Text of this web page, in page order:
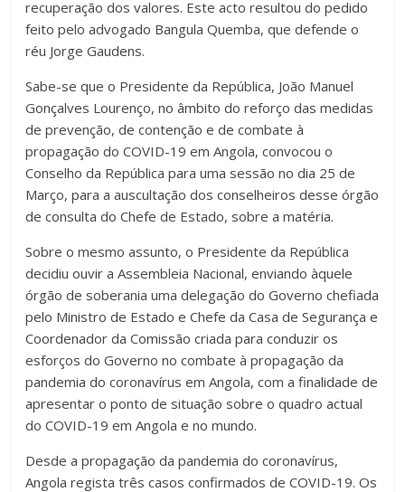
recuperação dos valores. Este acto resultou do pedido
feito pelo advogado Bangula Quemba, que defende o
réu Jorge Gaudens.
Sabe-se que o Presidente da República, João Manuel
Gonçalves Lourenço, no âmbito do reforço das medidas
de prevenção, de contenção e de combate à
propagação do COVID-19 em Angola, convocou o
Conselho da República para uma sessão no dia 25 de
Março, para a auscultação dos conselheiros desse órgão
de consulta do Chefe de Estado, sobre a matéria.
Sobre o mesmo assunto, o Presidente da República
decidiu ouvir a Assembleia Nacional, enviando àquele
órgão de soberania uma delegação do Governo chefiada
pelo Ministro de Estado e Chefe da Casa de Segurança e
Coordenador da Comissão criada para conduzir os
esforços do Governo no combate à propagação da
pandemia do coronavírus em Angola, com a finalidade de
apresentar o ponto de situação sobre o quadro actual
do COVID-19 em Angola e no mundo.
Desde a propagação da pandemia do coronavírus,
Angola regista três casos confirmados de COVID-19. Os